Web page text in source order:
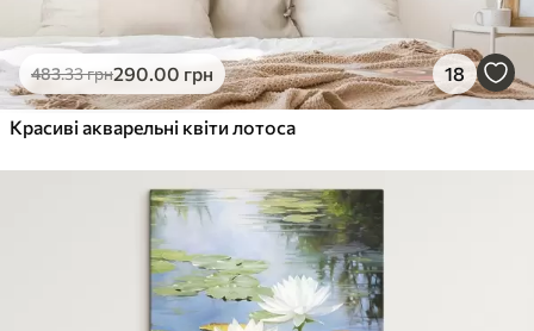
483.33грн290.00 грн 18
Красиві акварельні квіти лотоса